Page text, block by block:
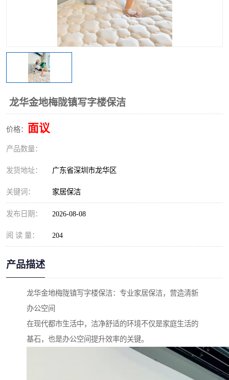
龙华金地梅陇镇写字楼保洁
价格： 面议
产品数量：
发货地址： 广东省深圳市龙华区
关键词： 家居保洁
发布日期： 2026-08-08
阅 读 量： 204
产品描述
龙华金地梅陇镇写字楼保洁：专业家居保洁，营造清新
办公空间
在现代都市生活中，洁净舒适的环境不仅是家庭生活的
基石，也是办公空间提升效率的关键。